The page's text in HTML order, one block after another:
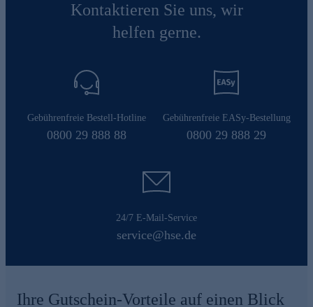
Kontaktieren Sie uns, wir
helfen gerne.
Gebührenfreie Bestell-Hotline
0800 29 888 88
Gebührenfreie EASy-Bestellung
0800 29 888 29
24/7 E-Mail-Service
service@hse.de
Ihre Gutschein-Vorteile auf einen Blick